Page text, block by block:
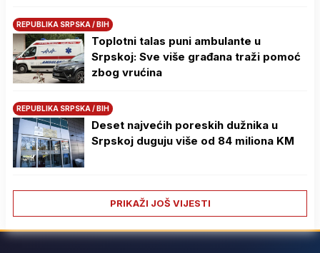
REPUBLIKA SRPSKA / BIH
Toplotni talas puni ambulante u
Srpskoj: Sve više građana traži pomoć
zbog vrućina
REPUBLIKA SRPSKA / BIH
Deset najvećih poreskih dužnika u
Srpskoj duguju više od 84 miliona KM
PRIKAŽI JOŠ VIJESTI